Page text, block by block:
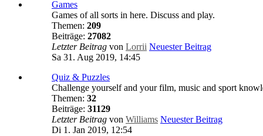
Games
Games of all sorts in here. Discuss and play.
Themen: 209
Beiträge: 27082
Letzter Beitrag von Lorrii Neuester Beitrag
Sa 31. Aug 2019, 14:45
Quiz & Puzzles
Challenge yourself and your film, music and sport
Themen: 32
Beiträge: 31129
Letzter Beitrag von Williams Neuester Beitrag
Di 1. Jan 2019, 12:54